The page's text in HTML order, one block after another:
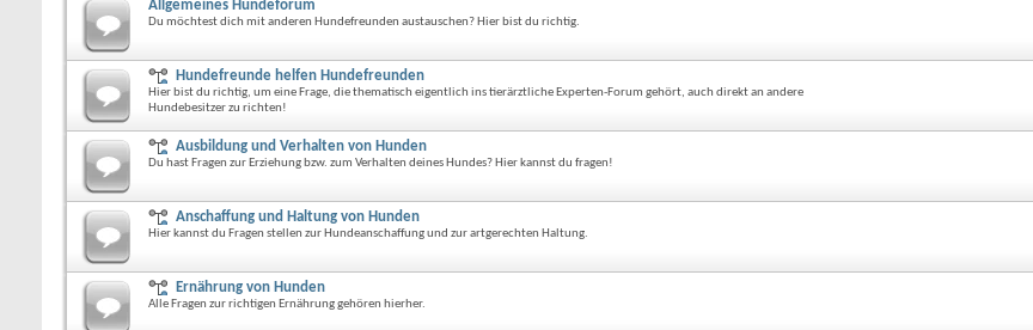
Allgemeines Hundeforum
Du möchtest dich mit anderen Hundefreunden austauschen? Hier bist du richtig.
Hundefreunde helfen Hundefreunden
Hier bist du richtig, um eine Frage, die thematisch eigentlich ins tierärztliche Experten-Forum gehört, auch direkt an andere
Hundebesitzer zu richten!
Ausbildung und Verhalten von Hunden
Du hast Fragen zur Erziehung bzw. zum Verhalten deines Hundes? Hier kannst du fragen!
Anschaffung und Haltung von Hunden
Hier kannst du Fragen stellen zur Hundeanschaffung und zur artgerechten Haltung.
Ernährung von Hunden
Alle Fragen zur richtigen Ernährung gehören hierher.